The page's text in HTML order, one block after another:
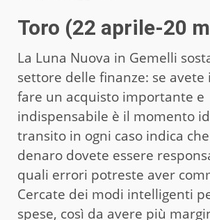
Toro (22 aprile-20
La Luna Nuova in Gemelli
settore delle finanze: se
fare un acquisto importante e
indispensabile è il momento
transito in ogni caso indica
denaro dovete essere
quali errori potreste aver
Cercate dei modi intelligenti
spese, così da avere più